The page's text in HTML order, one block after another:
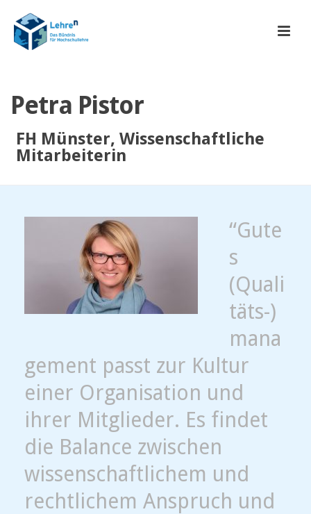
Petra Pistor
FH Münster, Wissenschaftliche
Mitarbeiterin
“Gute
s
(Quali
täts-)
mana
gement passt zur Kultur
einer Organisation und
ihrer Mitglieder. Es findet
die Balance zwischen
wissenschaftlichem und
rechtlichem Anspruch und